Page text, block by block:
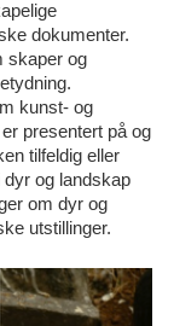
dokumenter.
skaper og
kunst- og
presentert på og
tilfeldig eller
og landskap
om dyr og
utstillinger.